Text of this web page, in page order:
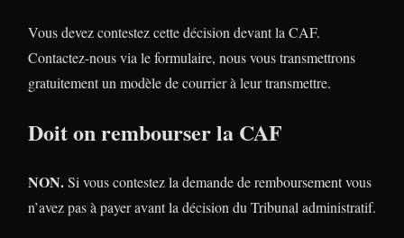
Vous devez contestez cette décision devant la CAF.
Contactez-nous via le formulaire, nous vous transmettrons
gratuitement un modèle de courrier à leur transmettre.
Doit on rembourser la CAF
NON.Si vous contestez la demande de remboursement vous
n’avez pas à payer avant la décision du Tribunal administratif.